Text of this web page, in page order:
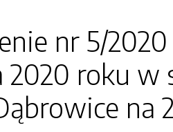
nr 5/
2020 roku w
na